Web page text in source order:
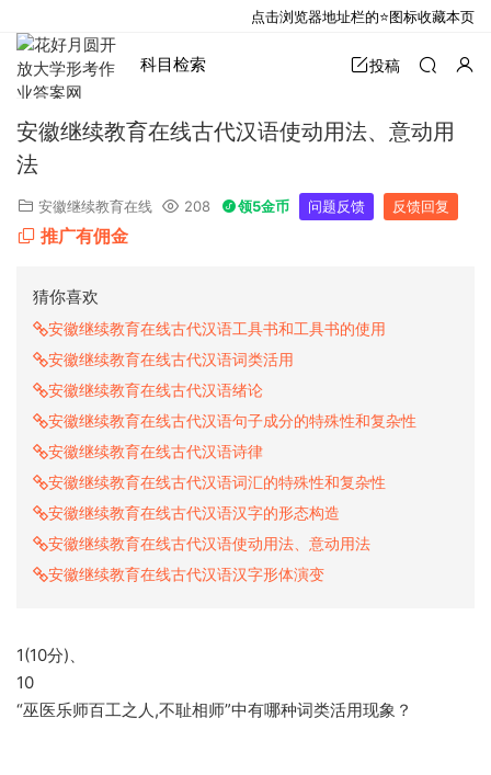
科目检索 投稿
安徽继续教育在线古代汉语使动用法、意动用
法
安徽继续教育在线 208 领5金币 问题反馈 反馈回复
推广有佣金
猜你喜欢
安徽继续教育在线古代汉语工具书和工具书的使用
安徽继续教育在线古代汉语词类活用
安徽继续教育在线古代汉语绪论
安徽继续教育在线古代汉语句子成分的特殊性和复杂性
安徽继续教育在线古代汉语诗律
安徽继续教育在线古代汉语词汇的特殊性和复杂性
安徽继续教育在线古代汉语汉字的形态构造
安徽继续教育在线古代汉语使动用法、意动用法
安徽继续教育在线古代汉语汉字形体演变
1(10分)、
10
“巫医乐师百工之人,不耻相师”中有哪种词类活用现象？
点击浏览器地址栏的⭐图标收藏本页